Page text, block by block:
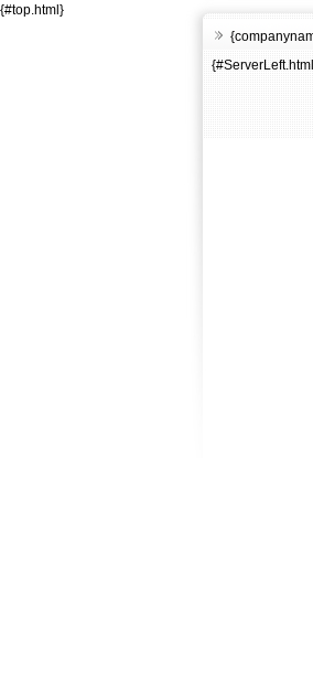
{#top.html}